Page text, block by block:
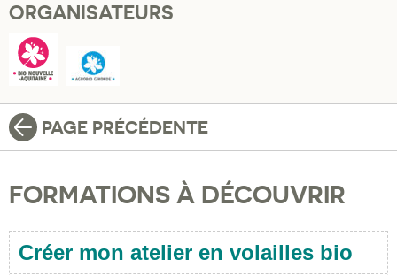
ORGANISATEURS
PAGE PRÉCÉDENTE
FORMATIONS À DÉCOUVRIR
Créer mon atelier en volailles bio